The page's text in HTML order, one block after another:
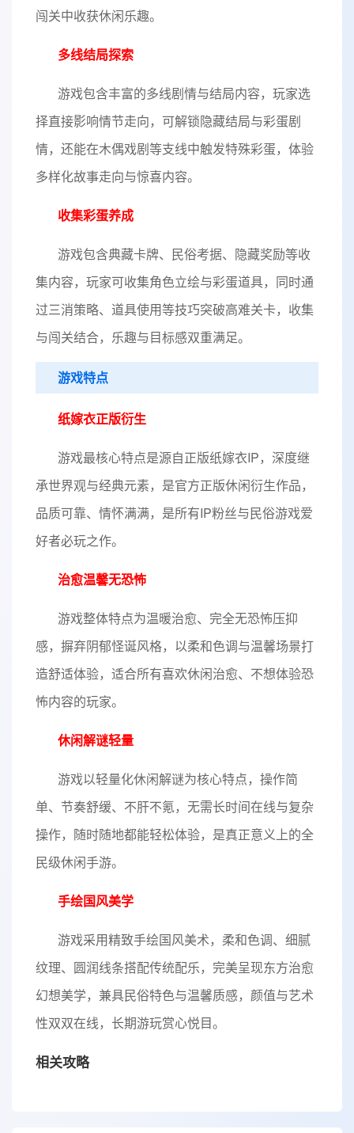
闯关中收获休闲乐趣。
多线结局探索
游戏包含丰富的多线剧情与结局内容，玩家选
择直接影响情节走向，可解锁隐藏结局与彩蛋剧
情，还能在木偶戏剧等支线中触发特殊彩蛋，体验
多样化故事走向与惊喜内容。
收集彩蛋养成
游戏包含典藏卡牌、民俗考据、隐藏奖励等收
集内容，玩家可收集角色立绘与彩蛋道具，同时通
过三消策略、道具使用等技巧突破高难关卡，收集
与闯关结合，乐趣与目标感双重满足。
游戏特点
纸嫁衣正版衍生
游戏最核心特点是源自正版纸嫁衣IP，深度继
承世界观与经典元素，是官方正版休闲衍生作品，
品质可靠、情怀满满，是所有IP粉丝与民俗游戏爱
好者必玩之作。
治愈温馨无恐怖
游戏整体特点为温暖治愈、完全无恐怖压抑
感，摒弃阴郁怪诞风格，以柔和色调与温馨场景打
造舒适体验，适合所有喜欢休闲治愈、不想体验恐
怖内容的玩家。
休闲解谜轻量
游戏以轻量化休闲解谜为核心特点，操作简
单、节奏舒缓、不肝不氪，无需长时间在线与复杂
操作，随时随地都能轻松体验，是真正意义上的全
民级休闲手游。
手绘国风美学
游戏采用精致手绘国风美术，柔和色调、细腻
纹理、圆润线条搭配传统配乐，完美呈现东方治愈
幻想美学，兼具民俗特色与温馨质感，颜值与艺术
性双双在线，长期游玩赏心悦目。
相关攻略